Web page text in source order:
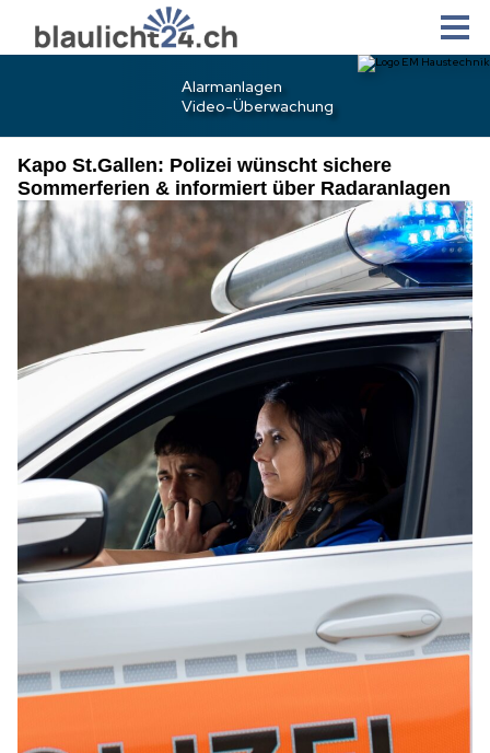
Kapo St.Gallen: Polizei wünscht sichere
Sommerferien & informiert über Radaranlagen